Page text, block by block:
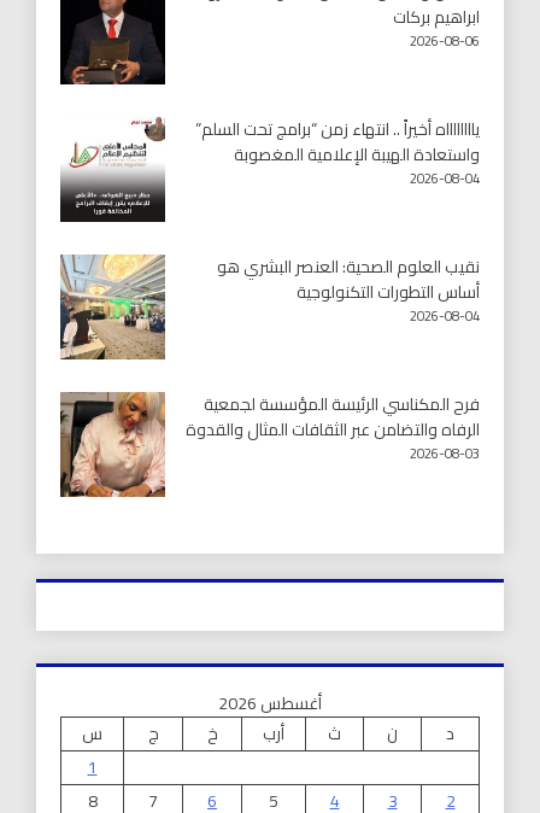
ابراهيم بركات
2026-08-06
يااااااااه أخيراً .. انتهاء زمن “برامج تحت السلم”
واستعادة الهيبة الإعلامية المغصوبة
2026-08-04
نقيب العلوم الصحية: العنصر البشري هو
أساس التطورات التكنولوجية
2026-08-04
فرح المكناسي الرئيسة المؤسسة لجمعية
الرفاه والتضامن عبر الثقافات المثال والقدوة
2026-08-03
أغسطس 2026
د
ن ث أرب خ ج
س
1
2
3
4
5
6
7
8